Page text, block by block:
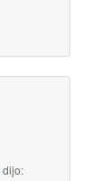
dijo: